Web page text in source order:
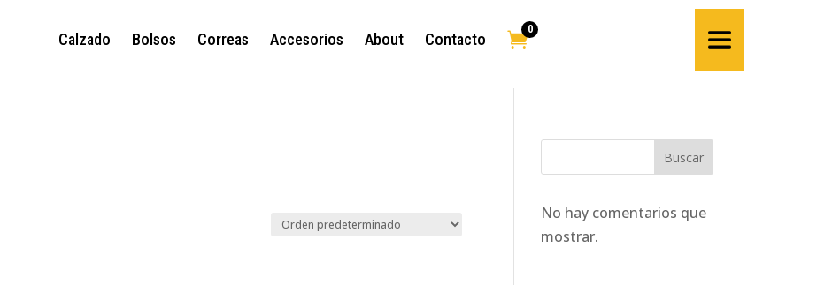
Calzado Bolsos Correas Accesorios About Contacto 
0
Buscar
No hay comentarios que
mostrar.